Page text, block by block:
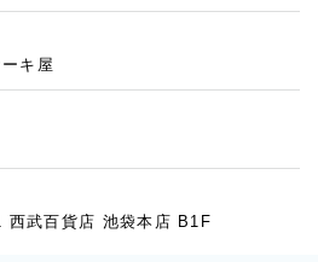
ーキ屋
西武百貨店 池袋本店 B1F